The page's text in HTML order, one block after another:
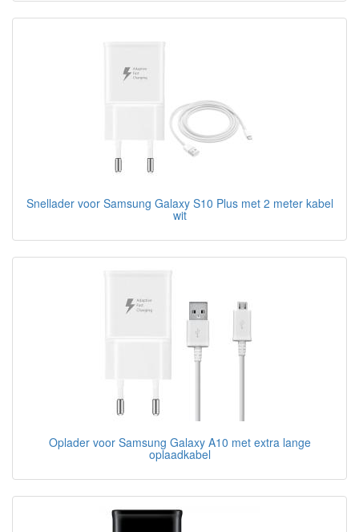
Snellader voor Samsung Galaxy S10 Plus met 2 meter kabel
wit
Oplader voor Samsung Galaxy A10 met extra lange
oplaadkabel